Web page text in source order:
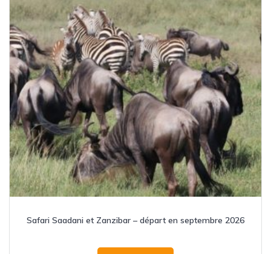
Safari Saadani et Zanzibar – départ en septembre 2026